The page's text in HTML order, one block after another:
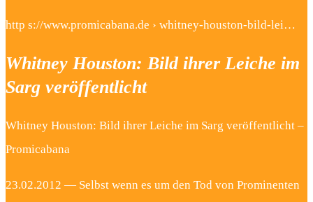
http s://www.promicabana.de › whitney-houston-bild-lei…
Whitney Houston: Bild ihrer Leiche im
Sarg veröffentlicht
Whitney Houston: Bild ihrer Leiche im Sarg veröffentlicht –
Promicabana
23.02.2012 — Selbst wenn es um den Tod von Prominenten